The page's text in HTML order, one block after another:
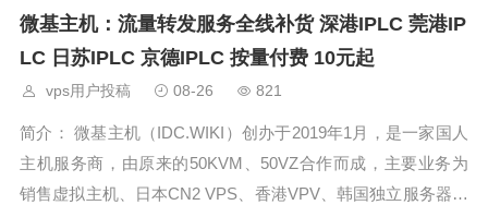
开放预售
微基主机：流量转发服务全线补货 深港IPLC 莞港IP
LC 日苏IPLC 京德IPLC 按量付费 10元起
vps用户投稿 08-26 821
简介： 微基主机（IDC.WIKI）创办于2019年1月，是一家国人
主机服务商，由原来的50KVM、50VZ合作而成，主要业务为
销售虚拟主机、日本CN2 VPS、香港VPV、韩国独立服务器为